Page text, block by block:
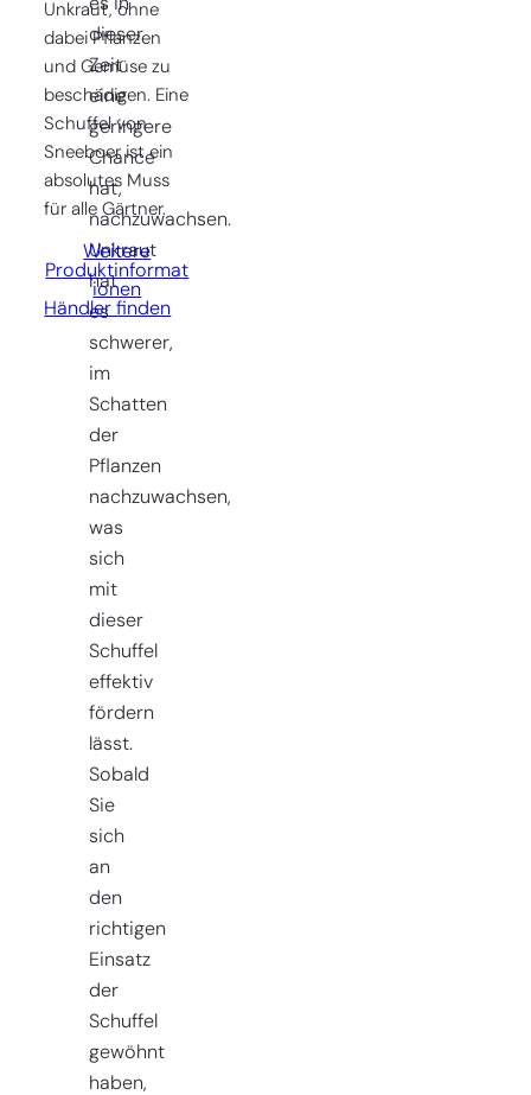
Unkraut, ohne
dabei Pflanzen
und Gemüse zu
beschädigen. Eine
Schuffel von
Sneeboer ist ein
absolutes Muss
für alle Gärtner.
Weitere
Produktinformat
ionen
Händler finden
es in
dieser
Zeit
eine
geringere
Chance
hat,
nachzuwachsen.
Unkraut
hat
es
schwerer,
im
Schatten
der
Pflanzen
nachzuwachsen,
was
sich
mit
dieser
Schuffel
effektiv
fördern
lässt.
Sobald
Sie
sich
an
den
richtigen
Einsatz
der
Schuffel
gewöhnt
haben,